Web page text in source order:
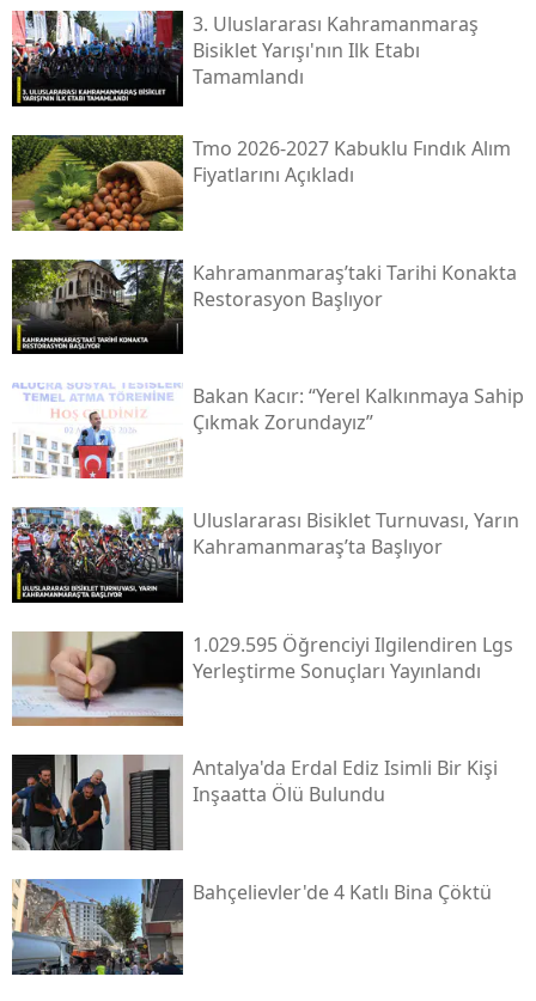
3. Uluslararası Kahramanmaraş
Bisiklet Yarışı'nın Ilk Etabı
Tamamlandı
Tmo 2026-2027 Kabuklu Fındık Alım
Fiyatlarını Açıkladı
Kahramanmaraş’taki Tarihi Konakta
Restorasyon Başlıyor
Bakan Kacır: “yerel Kalkınmaya Sahip
Çıkmak Zorundayız”
Uluslararası Bisiklet Turnuvası, Yarın
Kahramanmaraş’ta Başlıyor
1.029.595 Öğrenciyi Ilgilendiren Lgs
Yerleştirme Sonuçları Yayınlandı
Antalya'da Erdal Ediz Isimli Bir Kişi
Inşaatta Ölü Bulundu
Bahçelievler'de 4 Katlı Bina Çöktü